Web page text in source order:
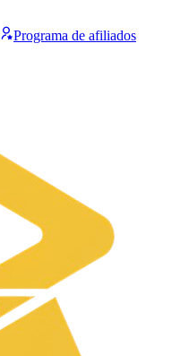
Programa de afiliados